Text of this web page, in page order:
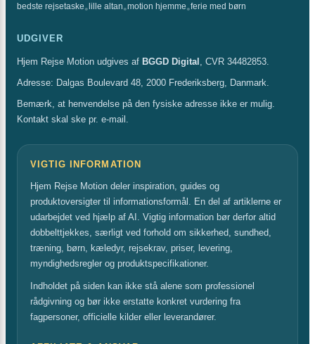
bedste rejsetaske• lille altan•motion hjemme•ferie med børn
UDGIVER
Hjem Rejse Motion udgives af BGGD Digital , CVR 34482853.
Adresse: Dalgas Boulevard 48, 2000 Frederiksberg, Danmark.
Bemærk, at henvendelse på den fysiske adresse ikke er mulig.
Kontakt skal ske pr. e-mail.
VIGTIG INFORMATION
Hjem Rejse Motion deler inspiration, guides og
produktoversigter til informationsformål. En del af artiklerne er
udarbejdet ved hjælp af AI. Vigtig information bør derfor altid
dobbelttjekkes, særligt ved forhold om sikkerhed, sundhed,
træning, børn, kæledyr, rejsekrav, priser, levering,
myndighedsregler og produktspecifikationer.
Indholdet på siden kan ikke stå alene som professionel
rådgivning og bør ikke erstatte konkret vurdering fra
fagpersoner, officielle kilder eller leverandører.